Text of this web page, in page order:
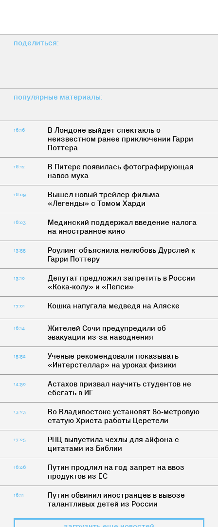
поделиться:
популярные материалы:
16:16
В Лондоне выйдет спектакль о
неизвестном ранее приключении Гарри
Поттера
16:12
В Питере появилась фотографирующая
навоз муха
16:09
Вышел новый трейлер фильма
«Легенды» с Томом Харди
16:03
Мединский поддержал введение налога
на иностранное кино
13:55
Роулинг объяснила нелюбовь Дурслей к
Гарри Поттеру
13:10
Депутат предложил запретить в России
«Кока-колу» и «Пепси»
17:01 Кошка напугала медведя на Аляске
16:14
Жителей Сочи предупредили об
эвакуации из-за наводнения
15:52
Ученые рекомендовали показывать
«Интерстеллар» на уроках физики
14:50
Астахов призвал научить студентов не
сбегать в ИГ
13:23
Во Владивостоке установят 80-метровую
статую Христа работы Церетели
17:25
РПЦ выпустила чехлы для айфона с
цитатами из Библии
16:26
Путин продлил на год запрет на ввоз
продуктов из ЕС
16:11
Путин обвинил иностранцев в вывозе
талантливых детей из России